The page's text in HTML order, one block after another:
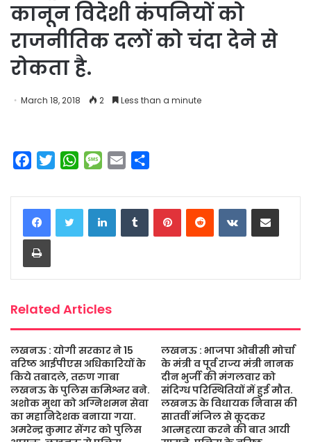
कानून विदेशी कंपनियों को
राजनीतिक दलों को चंदा देने से
रोकता है.
March 18, 2018 2 Less than a minute
c
e
b
o
o
i
t
t
W
a
t
s
M
s
s
a
a
i
a
r
e
LinkedInTumblrPinterestReddit VKontakteShare via Email
Print
Related Articles
लखनऊ : योगी सरकार ने 15
वरिष्ठ आईपीएस अधिकारियों के
किये तबादले, तरुण गाबा
लखनऊ के पुलिस कमिश्नर बने.
अशोक मुथा को अग्निशमन सेवा
का महानिदेशक बनाया गया.
अमरेन्द्र कुमार सेंगर को पुलिस
लखनऊ : भाजपा ओबीसी मोर्चा
के मंत्री व पूर्व राज्य मंत्री नानक
दीन भुर्जी की मंगलवार को
संदिग्ध परिस्थितियों में हुई मौत.
लखनऊ के विधायक निवास की
सातवीं मंजिल से कूदकर
आत्महत्या करने की बात आयी